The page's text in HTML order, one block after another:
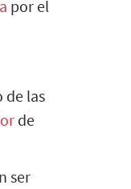
por el
de las
de
ser